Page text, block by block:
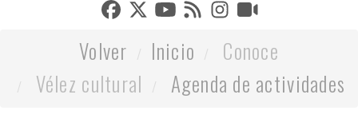
Volver Inicio
Conoce
Vélez cultural
Agenda de actividades